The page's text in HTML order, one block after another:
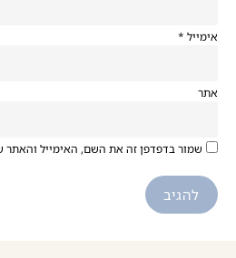
אימייל *
אתר
שמור בדפדפן זה את השם, האימייל והאתר